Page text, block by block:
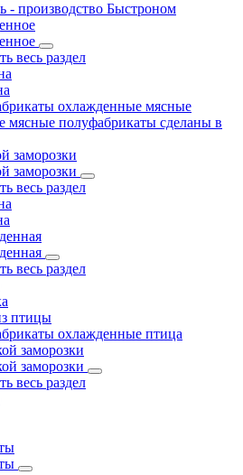
- производство Быстроном
весь раздел
охлажденные мясные
мясные полуфабрикаты сделаны в
заморозки
заморозки
весь раздел
весь раздел
птицы
охлажденные птица
заморозки
заморозки
весь раздел